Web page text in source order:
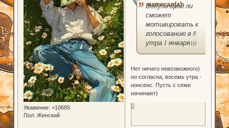
Уважение: +10685
Пол: Женский
написал(а):
Ведуль вряд ли
сможет
мотивировать к
голосованию в 8
утра 1 января)))
Нет ничего невозможного)
но согласна, восемь утра -
нонсенс. Пусть с семи
начинают)
0